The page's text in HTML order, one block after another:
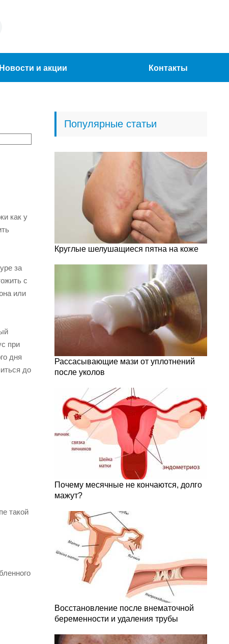
Новости и акции Контакты
как у
за
с
или
при
дня
до
такой
Популярные статьи
Круглые шелушащиеся пятна на коже
Рассасывающие мази от уплотнений
после уколов
Почему месячные не кончаются, долго
мажут?
Восстановление после внематочной
беременности и удаления трубы